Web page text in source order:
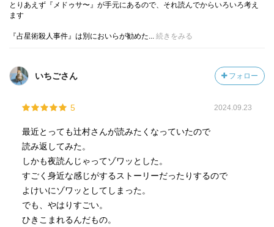
とりあえず『メドゥサ〜』が手元にあるので、それ読んでからいろいろ考え
ます
『占星術殺人事件』は別においらが勧めた... 続きをみる
いちごさん フォロー
5 2024.09.23
最近とっても辻村さんが読みたくなっていたので
読み返してみた。
しかも夜読んじゃってゾワッとした。
すごく身近な感じがするストーリーだったりするので
よけいにゾワッとしてしまった。
でも、やはりすごい。
ひきこまれるんだもの。